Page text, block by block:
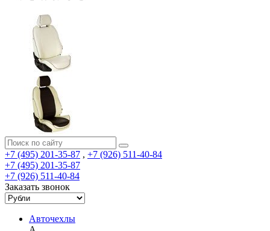
+7 (495) 201-35-87 , +7 (926) 511-40-84
+7 (495) 201-35-87
+7 (926) 511-40-84
Заказать звонок
Авточехлы